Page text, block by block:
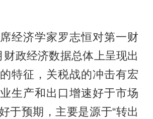
经济学家罗志恒对第一财
财政经济数据总体上呈现出
特征，关税战的冲击有宏
生产和出口增速好于市场
于预期，主要是源于“转出